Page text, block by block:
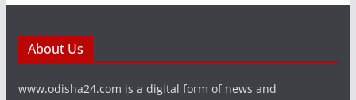
About Us
www.odisha24.com is a digital form of news and